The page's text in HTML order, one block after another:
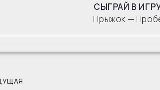
СЫГРАЙ В
Прыжок —